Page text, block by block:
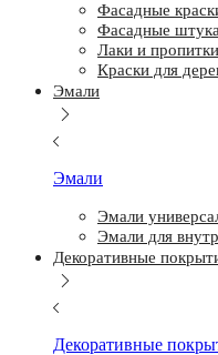
Фасадные
Фасадные
Лаки и
Краски для
Эмали
Эмали
Эмали
Эмали для
Декоративные
Декоративные